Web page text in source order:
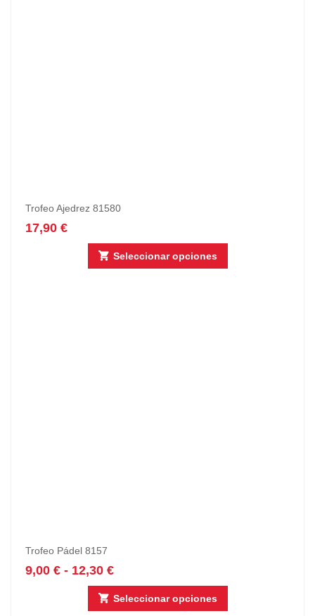
Trofeo Ajedrez 81580
17,90 €
Seleccionar opciones
Trofeo Pádel 8157
9,00 € - 12,30 €
Seleccionar opciones